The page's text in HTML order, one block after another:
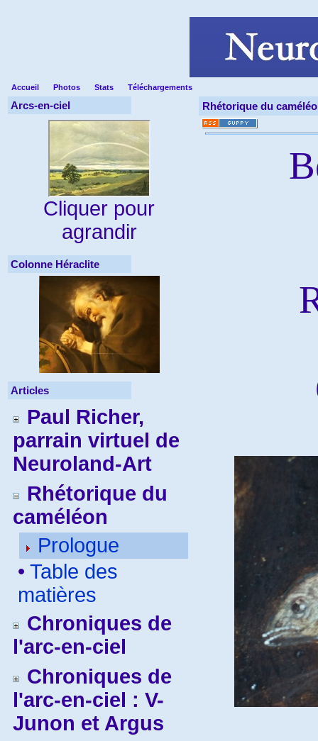
Accueil Photos Stats Téléchargements
Arcs-en-ciel
Cliquer pour
agrandir
Colonne Héraclite
Articles
Paul Richer,
parrain virtuel de
Neuroland-Art
Rhétorique du
caméléon
Prologue
• Table des
matières
Chroniques de
l'arc-en-ciel
Chroniques de
l'arc-en-ciel : V-
Junon et Argus
Rhétorique du